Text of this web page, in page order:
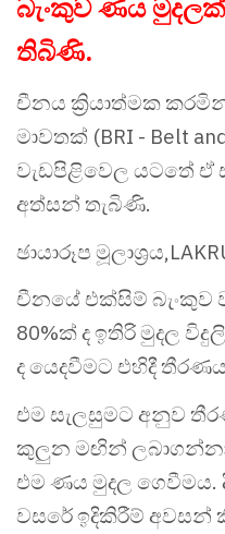
බැංකුව ණය
තිබිණි.
චීනය ක්‍රියාත්මක
මාවතක් (BRI - Belt
වැඩපිළිවෙල යටතේ ඒ
අත්සන් තැබිණි.
ඡායාරූප
චීනයේ එක්සිම් බැංකුව
80%ක් ද ඉතිරි මුදල
ද යෙදවීමට එහිදී
එම සැලසුමට අනුව
කුලුන මඟින්
එම ණය මුදල ගෙවීමය.
වසරේ ඉදිකිරීම් අවසන්